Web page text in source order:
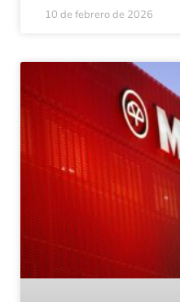
10 de febrero de 2026